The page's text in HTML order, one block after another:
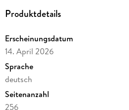
Produktdetails
Erscheinungsdatum
14. April 2026
Sprache
deutsch
Seitenanzahl
256